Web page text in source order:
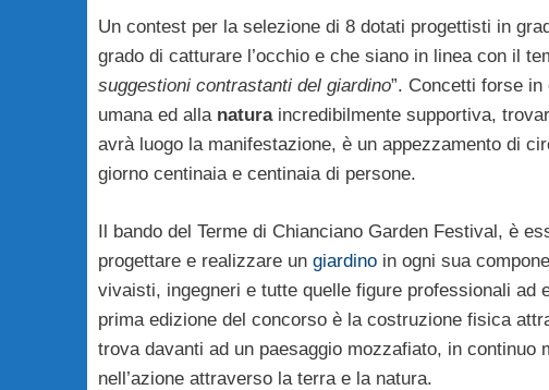
Un contest per la selezione di 8 dotati progettisti in
grado di catturare l’occhio e che siano in linea con il
suggestioni contrastanti del giardino”. Concetti forse
umana ed alla naturaincredibilmente supportiva,
avrà luogo la manifestazione, è un appezzamento di
giorno centinaia e centinaia di persone.
Il bando del Terme di Chianciano Garden Festival, è
progettare e realizzare un giardinoin ogni sua
vivaisti, ingegneri e tutte quelle figure professionali
prima edizione del concorso è la costruzione fisica
trova davanti ad un paesaggio mozzafiato, in
nell’azione attraverso la terra e la natura.